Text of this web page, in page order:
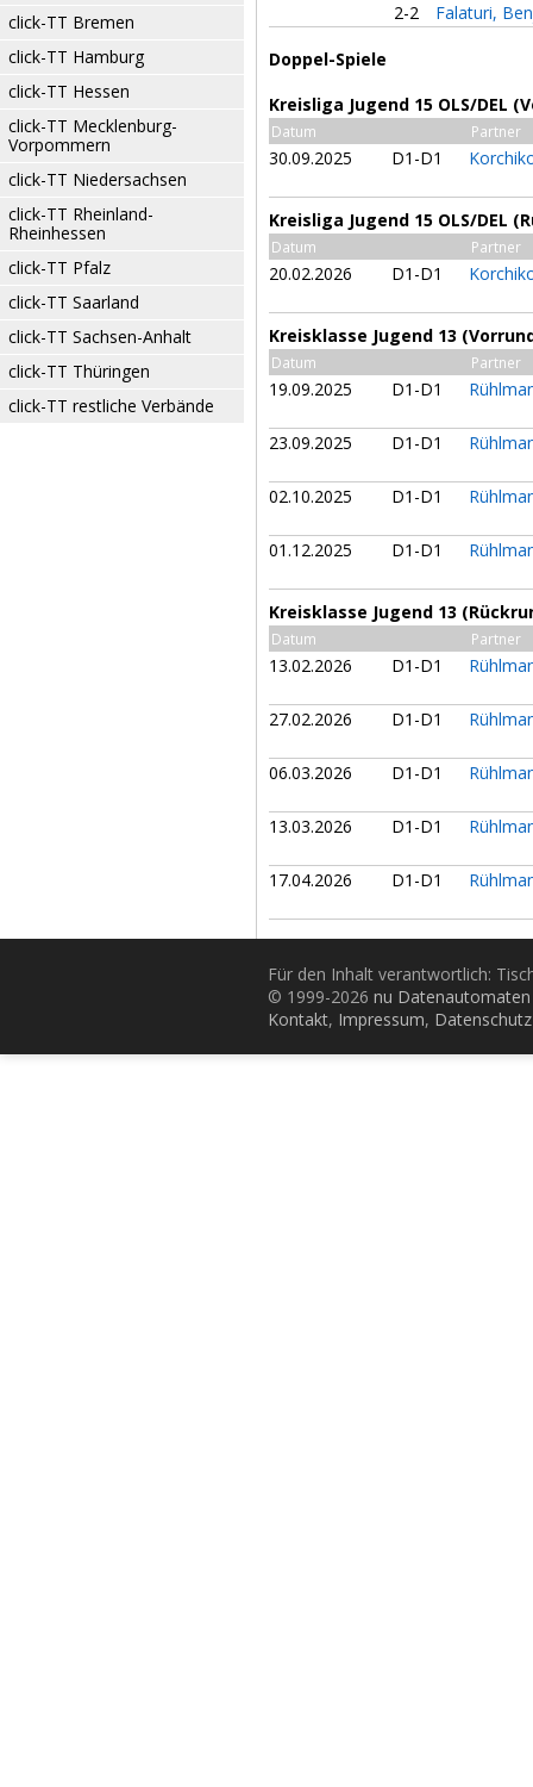
click-TT Bremen
click-TT Hamburg
click-TT Hessen
click-TT Mecklenburg-
Vorpommern
click-TT Niedersachsen
click-TT Rheinland-
Rheinhessen
click-TT Pfalz
click-TT Saarland
click-TT Sachsen-Anhalt
click-TT Thüringen
click-TT restliche Verbände
2-2
Falaturi,
Doppel-Spiele
Kreisliga Jugend 15 OLS/DEL
Datum Partner
30.09.2025 D1-D1
Kreisliga Jugend 15 OLS/DEL
Datum Partner
20.02.2026 D1-D1
Kreisklasse Jugend 13
Datum Partner
19.09.2025 D1-D1
23.09.2025 D1-D1
02.10.2025 D1-D1
01.12.2025 D1-D1
Kreisklasse Jugend 13
Datum Partner
13.02.2026 D1-D1
27.02.2026 D1-D1
06.03.2026 D1-D1
13.03.2026 D1-D1
17.04.2026 D1-D1
Für den Inhalt verantwortlich:
© 1999-2026 nu
Kontakt, Impressum, Datenschutz